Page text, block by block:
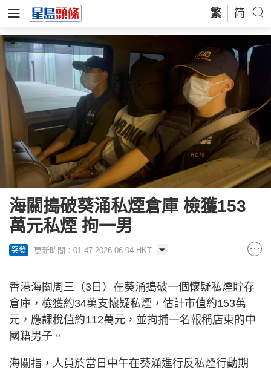
繁 简
海關搗破葵涌私煙倉庫 檢獲153
萬元私煙 拘一男
突發 更新時間：01:47 2026-06-04 HKT
香港海關周三（3日）在葵涌搗破一個懷疑私煙貯存
倉庫，檢獲約34萬支懷疑私煙，估計市值約153萬
元，應課稅值約112萬元，並拘捕一名報稱店東的中
國籍男子。
海關指，人員於當日中午在葵涌進行反私煙行動期